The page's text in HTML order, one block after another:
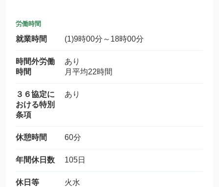
労働時間
就業時間 (1)9時00分～18時00分
時間外労働
時間
あり
月平均22時間
３６協定に
おける特別
条項
あり
休憩時間 60分
年間休日数 105日
休日等 火水